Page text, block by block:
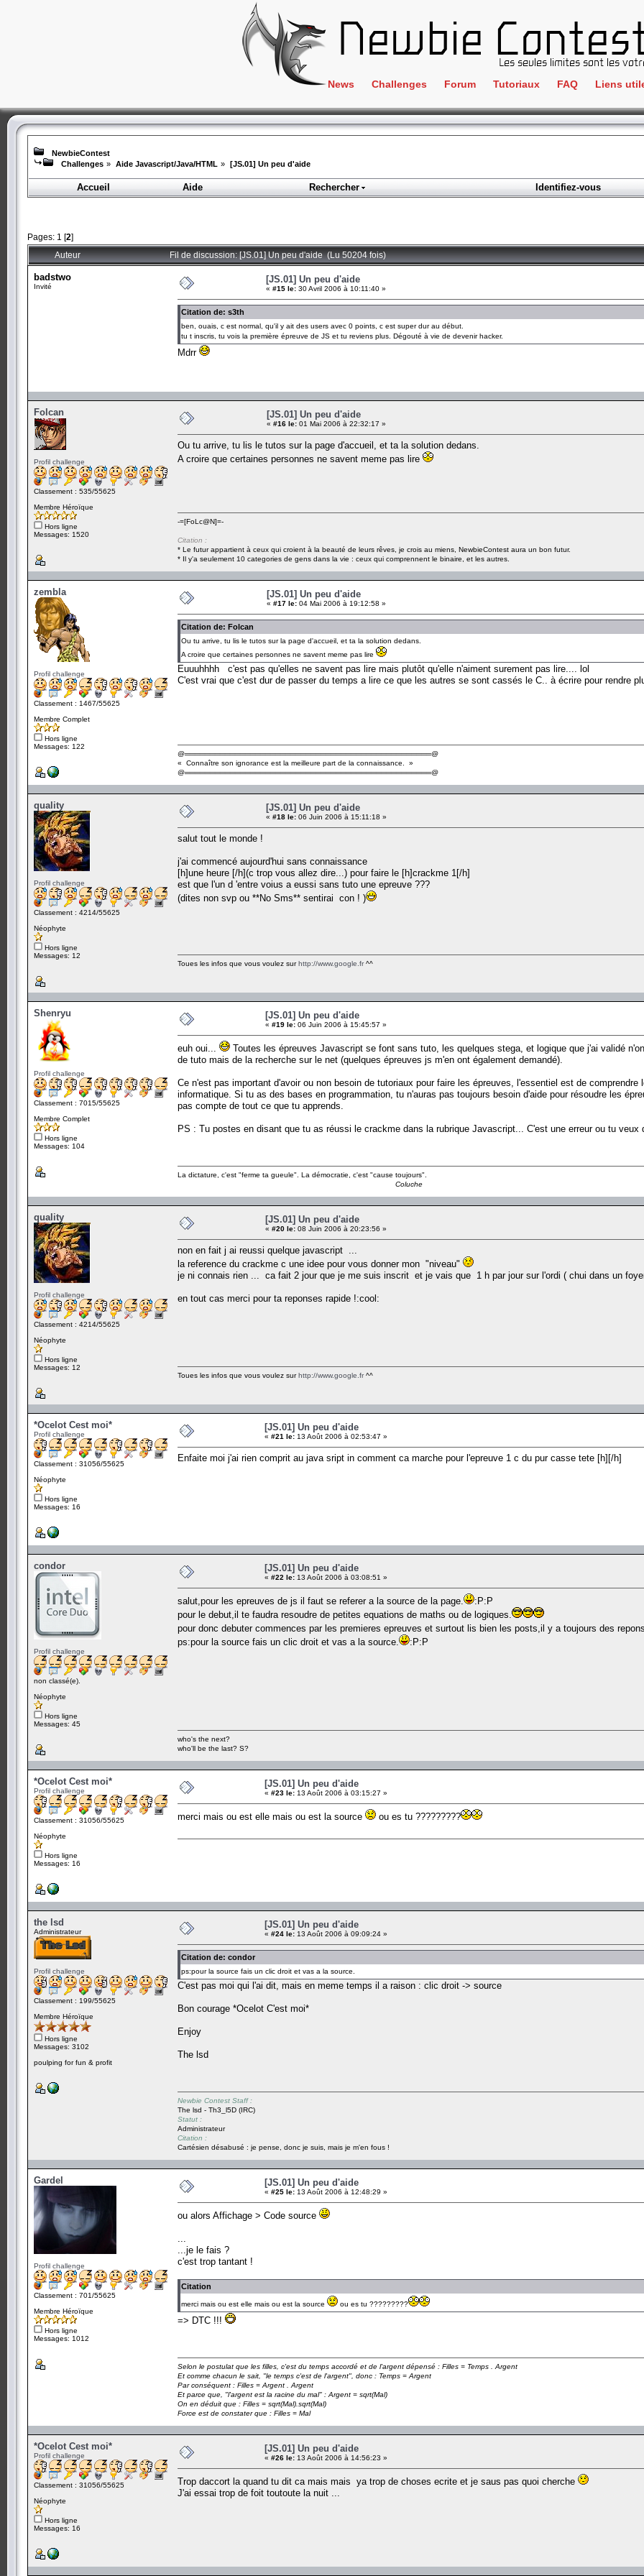
News Challenges
Crackme
ClientSide
Forensics
Programmation
Wargame
Tous les challenges
Forum Tutoriaux FAQ Liens
IRC
NewbieContest
Challenges » Aide Javascript/Java/HTML » [JS.01] Un peu d'aide
Accueil
Aide Rechercher Identifiez-vous
Pages: 1 [2]
Auteur Fil de discussion: [JS.01] Un peu d'aide (Lu 50204 fois)
badstwo
Invité
[JS.01] Un peu d'aide
« #15 le: 30 Avril 2006 à 10:11:40 »
Citation de: s3th
ben, ouais, c est normal, qu'il y ait des users avec 0 points, c est super dur au début.
tu t inscris, tu vois la première épreuve de JS et tu reviens plus. Dégouté à vie de devenir hacker.
Mdrr
Folcan
Profil challenge
Classement : 535/55625
Membre Héroïque
Hors ligne
Messages: 1520
[JS.01] Un peu d'aide
« #16 le: 01 Mai 2006 à 22:32:17 »
Ou tu arrive, tu lis le tutos sur la page d'accueil, et ta la solution dedans.
A croire que certaines personnes ne savent meme pas lire
-=[FoLc@N]=-
Citation :
* Le futur appartient à ceux qui croient à la beauté de leurs rêves, je crois au miens, NewbieContest aura un bon futur.
* Il y'a seulement 10 categories de gens dans la vie : ceux qui comprennent le binaire, et les autres.
zembla
Profil challenge
Classement : 1467/55625
Membre Complet
Hors ligne
Messages: 122
[JS.01] Un peu d'aide
« #17 le: 04 Mai 2006 à 19:12:58 »
Citation de: Folcan
Ou tu arrive, tu lis le tutos sur la page d'accueil, et ta la solution dedans.
A croire que certaines personnes ne savent meme pas lire
Euuuhhhh c'est pas qu'elles ne savent pas lire mais plutôt qu'elle n'aiment surement pas lire.... lol
C'est vrai que c'est dur de passer du temps a lire ce que les autres se sont cassés le C.. à écrire pour rendre
@═════════════════════════════════════════════════@
« Connaître son ignorance est la meilleure part de la connaissance. »
@═════════════════════════════════════════════════@
quality
Profil challenge
Classement : 4214/55625
Néophyte
Hors ligne
Messages: 12
[JS.01] Un peu d'aide
« #18 le: 06 Juin 2006 à 15:11:18 »
salut tout le monde !
j'ai commencé aujourd'hui sans connaissance
[h]une heure [/h](c trop vous allez dire...) pour faire le [h]crackme 1[/h]
est que l'un d 'entre voius a eussi sans tuto une epreuve ???
(dites non svp ou **No Sms** sentirai con ! )
Toues les infos que vous voulez surhttp://www.google.fr^^
Shenryu
Profil challenge
Classement : 7015/55625
Membre Complet
Hors ligne
Messages: 104
[JS.01] Un peu d'aide
« #19 le: 06 Juin 2006 à 15:45:57 »
euh oui...
Toutes les épreuves Javascript se font sans tuto, les quelques stega, et logique que j'ai validé
de tuto mais de la recherche sur le net (quelques épreuves js m'en ont également demandé).
Ce n'est pas important d'avoir ou non besoin de tutoriaux pour faire les épreuves, l'essentiel est de
informatique. Si tu as des bases en programmation, tu n'auras pas toujours besoin d'aide pour résoudre les
pas compte de tout ce que tu apprends.
PS : Tu postes en disant que tu as réussi le crackme dans la rubrique Javascript... C'est une erreur ou tu veux
La dictature, c'est "ferme ta gueule". La démocratie, c'est "cause toujours".
Coluche
quality
Profil challenge
Classement : 4214/55625
Néophyte
Hors ligne
Messages: 12
[JS.01] Un peu d'aide
« #20 le: 08 Juin 2006 à 20:23:56 »
non en fait j ai reussi quelque javascript ...
la reference du crackme c une idee pour vous donner mon "niveau"
je ni connais rien ... ca fait 2 jour que je me suis inscrit et je vais que 1 h par jour sur l'ordi ( chui dans un
en tout cas merci pour ta reponses rapide !:cool:
Toues les infos que vous voulez surhttp://www.google.fr^^
*Ocelot Cest moi*
Profil challenge
Classement : 31056/55625
Néophyte
Hors ligne
Messages: 16
[JS.01] Un peu d'aide
« #21 le: 13 Août 2006 à 02:53:47 »
Enfaite moi j'ai rien comprit au java sript in comment ca marche pour l'epreuve 1 c du pur casse tete [h][/h]
condor
Profil challenge
non classé(e).
Néophyte
Hors ligne
Messages: 45
[JS.01] Un peu d'aide
« #22 le: 13 Août 2006 à 03:08:51 »
salut,pour les epreuves de js il faut se referer a la source de la page.
:P:P
pour le debut,il te faudra resoudre de petites equations de maths ou de logiques.
pour donc debuter commences par les premieres epreuves et surtout lis bien les posts,il y a toujours des
ps:pour la source fais un clic droit et vas a la source.
:P:P
who's the next?
who'll be the last? S?
*Ocelot Cest moi*
Profil challenge
Classement : 31056/55625
Néophyte
Hors ligne
Messages: 16
[JS.01] Un peu d'aide
« #23 le: 13 Août 2006 à 03:15:27 »
merci mais ou est elle mais ou est la source ou es tu ?????????
the lsd
Administrateur
Profil challenge
Classement : 199/55625
Membre Héroïque
Hors ligne
Messages: 3102
poulping for fun & profit
[JS.01] Un peu d'aide
« #24 le: 13 Août 2006 à 09:09:24 »
Citation de: condor
ps:pour la source fais un clic droit et vas a la source.
C'est pas moi qui l'ai dit, mais en meme temps il a raison : clic droit -> source
Bon courage *Ocelot C'est moi*
Enjoy
The lsd
Newbie Contest Staff :
The lsd - Th3_l5D (IRC)
Statut :
Administrateur
Citation :
Cartésien désabusé : je pense, donc je suis, mais je m'en fous !
Gardel
Profil challenge
Classement : 701/55625
Membre Héroïque
Hors ligne
Messages: 1012
[JS.01] Un peu d'aide
« #25 le: 13 Août 2006 à 12:48:29 »
ou alors Affichage > Code source
...je le fais ?
c'est trop tantant !
Citation
merci mais ou est elle mais ou est la source ou es tu ?????????
=> DTC !!!
Selon le postulat que les filles, c'est du temps accordé et de l'argent dépensé : Filles = Temps . Argent
Et comme chacun le sait, "le temps c'est de l'argent", donc : Temps = Argent
Par conséquent : Filles = Argent . Argent
Et parce que, "l'argent est la racine du mal" : Argent = sqrt(Mal)
On en déduit que : Filles = sqrt(Mal).sqrt(Mal)
Force est de constater que : Filles = Mal
*Ocelot Cest moi*
Profil challenge
Classement : 31056/55625
Néophyte
Hors ligne
Messages: 16
[JS.01] Un peu d'aide
« #26 le: 13 Août 2006 à 14:56:23 »
Trop daccort la quand tu dit ca mais mais ya trop de choses ecrite et je saus pas quoi cherche
J'ai essai trop de foit toutoute la nuit ...